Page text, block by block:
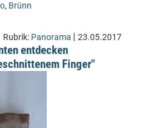
, Brünn
Rubrik: Panorama | 23.05.2017
entdecken
Finger"